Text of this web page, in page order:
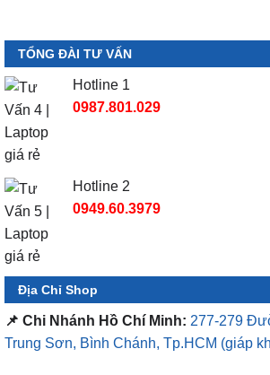
TỔNG ĐÀI TƯ VẤN
Hotline 1
0987.801.029
Hotline 2
0949.60.3979
Địa Chỉ Shop
📌 Chi Nhánh Hồ Chí Minh: 277-279
Trung Sơn, Bình Chánh, Tp.HCM (giáp